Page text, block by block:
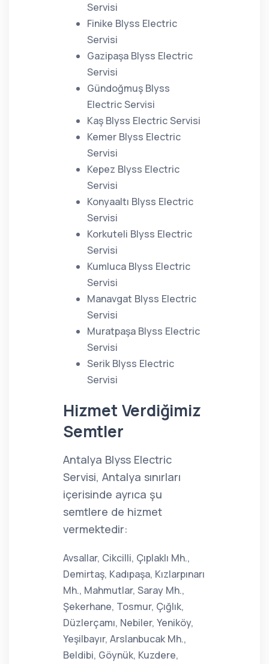
Servisi
Finike Blyss Electric
Servisi
Gazipaşa Blyss Electric
Servisi
Gündoğmuş Blyss
Electric Servisi
Kaş Blyss Electric Servisi
Kemer Blyss Electric
Servisi
Kepez Blyss Electric
Servisi
Konyaaltı Blyss Electric
Servisi
Korkuteli Blyss Electric
Servisi
Kumluca Blyss Electric
Servisi
Manavgat Blyss Electric
Servisi
Muratpaşa Blyss Electric
Servisi
Serik Blyss Electric
Servisi
Hizmet Verdiğimiz
Semtler
Antalya Blyss Electric
Servisi, Antalya sınırları
içerisinde ayrıca şu
semtlere de hizmet
vermektedir:
Avsallar, Cikcilli, Çıplaklı Mh.,
Demirtaş, Kadıpaşa, Kızlarpınarı
Mh., Mahmutlar, Saray Mh.,
Şekerhane, Tosmur, Çığlık,
Düzlerçamı, Nebiler, Yeniköy,
Yeşilbayır, Arslanbucak Mh.,
Beldibi, Göynük, Kuzdere,